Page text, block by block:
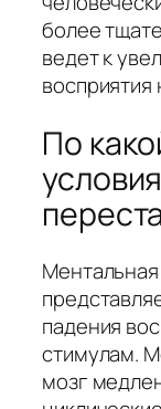
более
ведет к
По
падения
стимулам.
мозг